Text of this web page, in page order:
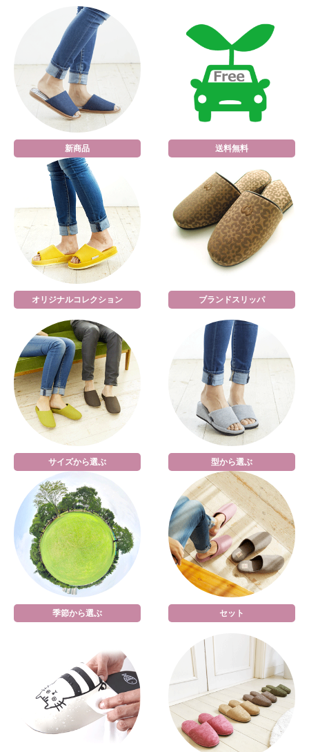
新商品 送料無料
オリジナルコレクション ブランドスリッパ
サイズから選ぶ 型から選ぶ
季節から選ぶ セット